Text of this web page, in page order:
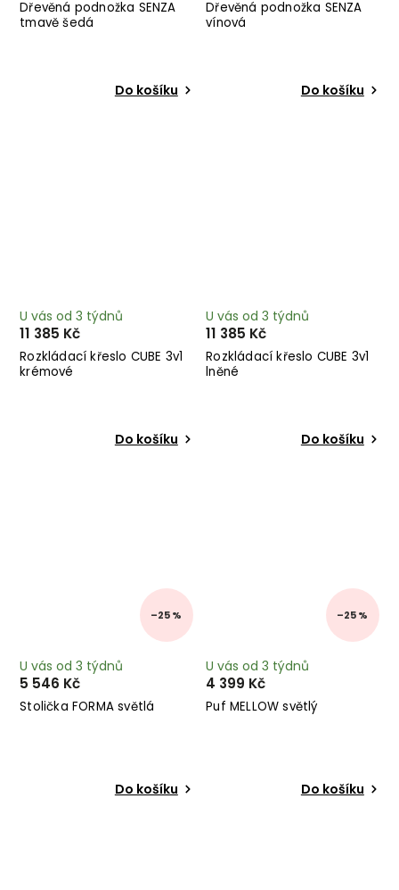
Dřevěná podnožka SENZA
tmavě šedá
Do košíku
Dřevěná podnožka SENZA
vínová
Do košíku
Rozkládací křeslo CUBE 3v1
krémové
U vás od 3 týdnů
11 385 Kč
Do košíku
Rozkládací křeslo CUBE 3v1
lněné
U vás od 3 týdnů
11 385 Kč
Do košíku
–25 %
Stolička FORMA světlá
U vás od 3 týdnů
5 546 Kč
Do košíku
–25 %
Puf MELLOW světlý
U vás od 3 týdnů
4 399 Kč
Do košíku